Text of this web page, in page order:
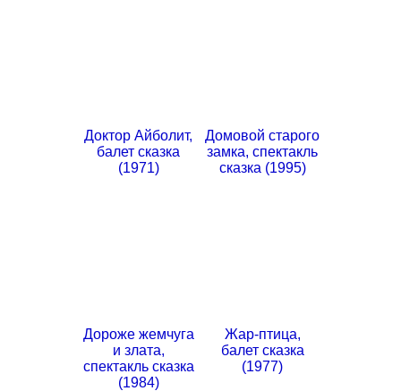
Доктор Айболит,
балет сказка
(1971)
Домовой старого
замка, спектакль
сказка (1995)
Дороже жемчуга
и злата,
спектакль сказка
(1984)
Жар-птица,
балет сказка
(1977)